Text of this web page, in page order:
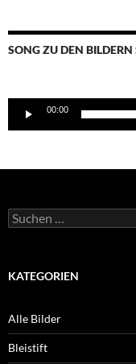
SONG ZU DEN BILDERN
Player
00:00
Suchen
nach:
KATEGORIEN
Alle Bilder
Bleistift